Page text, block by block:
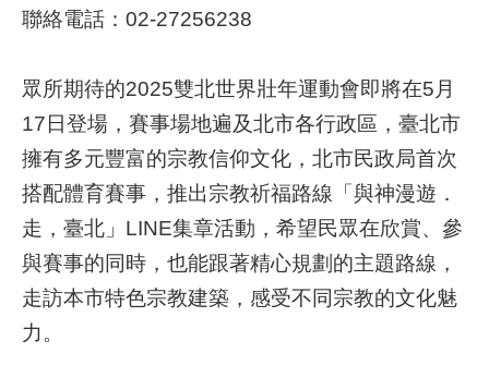
服
線
上
查
詢
相
關
連
結
申
聯絡電話：02-27256238
眾所期待的2025雙北世界壯年運動會即將在5月
17日登場，賽事場地遍及北市各行政區，臺北市
擁有多元豐富的宗教信仰文化，北市民政局首次
搭配體育賽事，推出宗教祈福路線「與神漫遊．
走，臺北」LINE集章活動，希望民眾在欣賞、參
與賽事的同時，也能跟著精心規劃的主題路線，
走訪本市特色宗教建築，感受不同宗教的文化魅
力。